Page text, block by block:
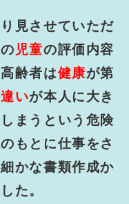
見させていただ
児童の評価内容
齢者は健康が第
いが本人に大き
まうという危険
のもとに仕事をさ
かな書類作成か
た。